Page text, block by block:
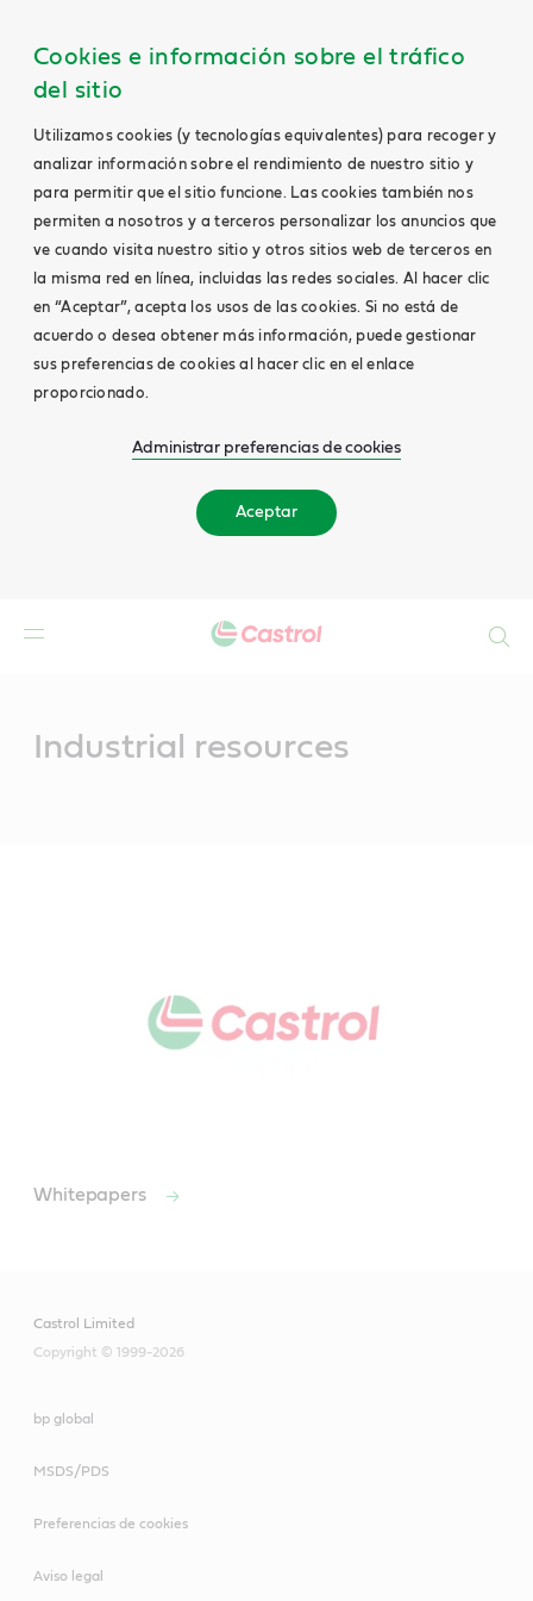
Cookies e información sobre el tráfico
del sitio
Utilizamos cookies (y tecnologías equivalentes) para recoger y
analizar información sobre el rendimiento de nuestro sitio y
para permitir que el sitio funcione. Las cookies también nos
permiten a nosotros y a terceros personalizar los anuncios que
ve cuando visita nuestro sitio y otros sitios web de terceros en
la misma red en línea, incluidas las redes sociales. Al hacer clic
en “Aceptar”, acepta los usos de las cookies. Si no está de
acuerdo o desea obtener más información, puede gestionar
sus preferencias de cookies al hacer clic en el enlace
proporcionado.
Administrar preferencias de cookies
Aceptar
Industrial resources
Whitepapers
Castrol Limited
Copyright © 1999-2026
bp global
MSDS/PDS
Preferencias de cookies
Aviso legal